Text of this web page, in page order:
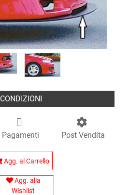
CONDIZIONI
Pagamenti Post Vendita
Agg. al Carrello
Agg. alla
Wishlist